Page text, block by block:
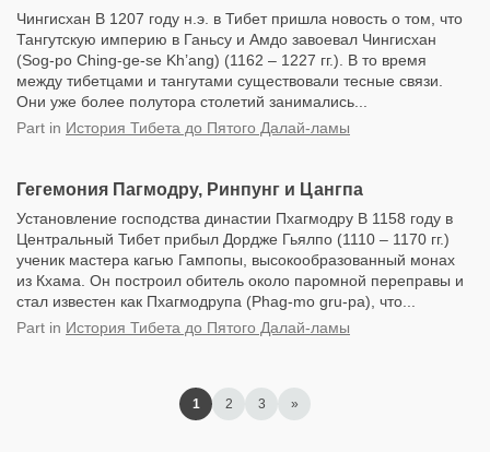
Чингисхан В 1207 году н.э. в Тибет пришла новость о том, что
Тангутскую империю в Ганьсу и Амдо завоевал Чингисхан
(Sog-po Ching-ge-se Kh’ang) (1162 – 1227 гг.). В то время
между тибетцами и тангутами существовали тесные связи.
Они уже более полутора столетий занимались...
Part in История Тибета до Пятого Далай-ламы
Гегемония Пагмодру, Ринпунг и Цангпа
Установление господства династии Пхагмодру В 1158 году в
Центральный Тибет прибыл Дордже Гьялпо (1110 – 1170 гг.)
ученик мастера кагью Гампопы, высокообразованный монах
из Кхама. Он построил обитель около паромной переправы и
стал известен как Пхагмодрупа (Phag-mo gru-pa), что...
Part in История Тибета до Пятого Далай-ламы
1 2 3 »